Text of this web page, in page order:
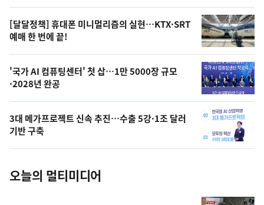
영
상
오
의
사
진
[달달정책] 휴대폰 미니멀리즘의 실현…KTX·SRT
예매 한 번에 끝!
'국가 AI 컴퓨팅센터' 첫 삽…1만 5000장 규모
·2028년 완공
3대 메가프로젝트 신속 추진…수출 5강·1조 달러
기반 구축
오늘의 멀티미디어